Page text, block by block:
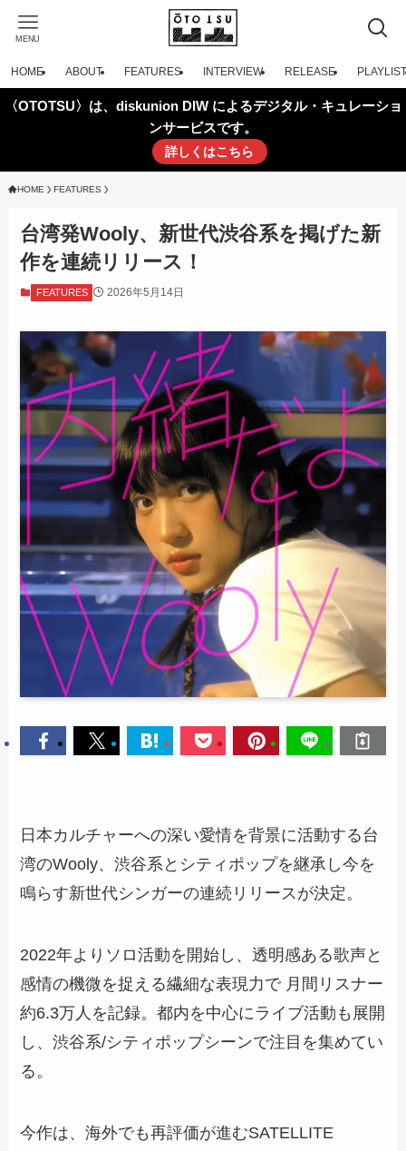
MENU
HOME ABOUT FEATURES INTERVIEW RELEASE PLAYLIST
〈OTOTSU〉は、diskunion DIW によるデジタル・キュレーショ
ンサービスです。
詳しくはこちら
HOME FEATURES
台湾発Wooly、新世代渋谷系を掲げた新
作を連続リリース！
FEATURES 2026年5月14日
日本カルチャーへの深い愛情を背景に活動する台
湾のWooly、渋谷系とシティポップを継承し今を
鳴らす新世代シンガーの連続リリースが決定。
2022年よりソロ活動を開始し、透明感ある歌声と
感情の機微を捉える繊細な表現力で 月間リスナー
約6.3万人を記録。都内を中心にライブ活動も展開
し、渋谷系/シティポップシーンで注目を集めてい
る。
今作は、海外でも再評価が進むSATELLITE